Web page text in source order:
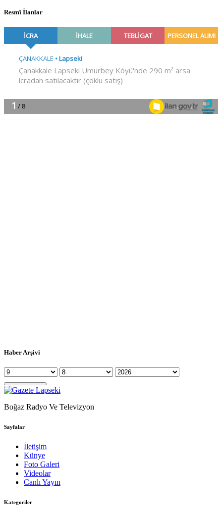
Resmî İlanlar
Haber Arşivi
Boğaz Radyo Ve Televizyon
Sayfalar
İletişim
Künye
Foto Galeri
Videolar
Canlı Yayın
Kategoriler